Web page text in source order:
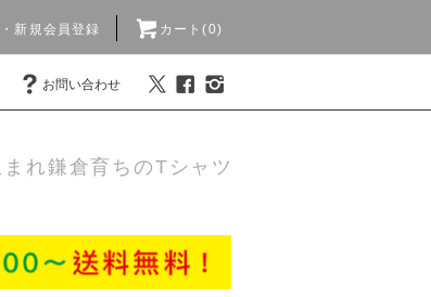
新規会員登録 カート(0)
お問い合わせ
れ鎌倉育ちのTシャツ